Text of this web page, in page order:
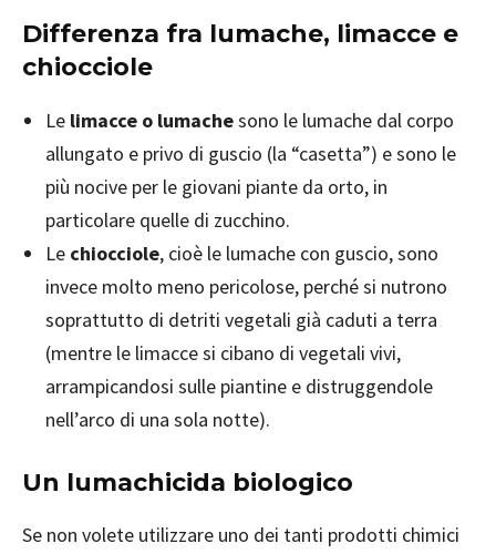
Differenza fra lumache, limacce e
chiocciole
Le limacce o lumachesono le lumache dal corpo
allungato e privo di guscio (la “casetta”) e sono le
più nocive per le giovani piante da orto, in
particolare quelle di zucchino.
Le chiocciole, cioè le lumache con guscio, sono
invece molto meno pericolose, perché si nutrono
soprattutto di detriti vegetali già caduti a terra
(mentre le limacce si cibano di vegetali vivi,
arrampicandosi sulle piantine e distruggendole
nell’arco di una sola notte).
Un lumachicida biologico
Se non volete utilizzare uno dei tanti prodotti chimici